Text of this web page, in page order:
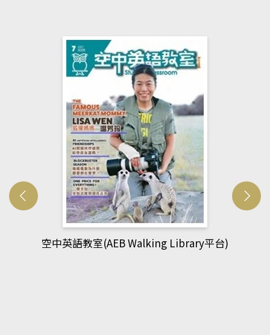
網管人(kono平台)